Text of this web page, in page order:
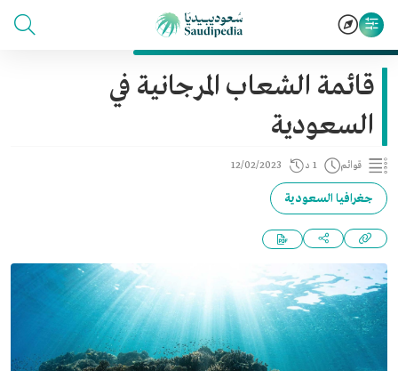
قائمة الشعاب المرجانية في
السعودية
قوائم 1 د 12/02/2023
جغرافيا السعودية